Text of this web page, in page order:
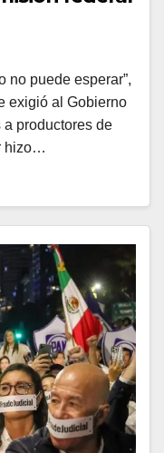
no puede esperar”,
exigió al Gobierno
productores de
hizo…